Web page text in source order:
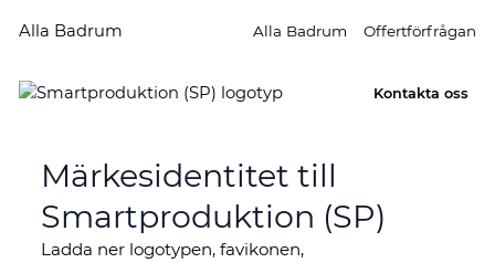
Alla Badrum Alla Badrum Offertförfrågan
Kontakta oss
Märkesidentitet till
Smartproduktion (SP)
Ladda ner logotypen, favikonen,